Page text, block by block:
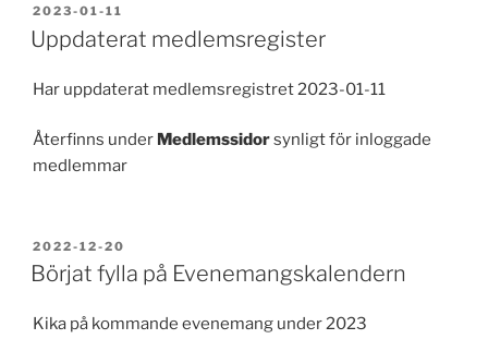
PUBLICERAT
2023-01-11
Uppdaterat medlemsregister
Har uppdaterat medlemsregistret 2023-01-11
Återfinns under Medlemssidorsynligt för inloggade
medlemmar
PUBLICERAT
2022-12-20
Börjat fylla på Evenemangskalendern
Kika på kommande evenemang under 2023